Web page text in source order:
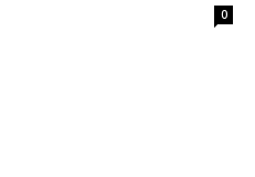
0